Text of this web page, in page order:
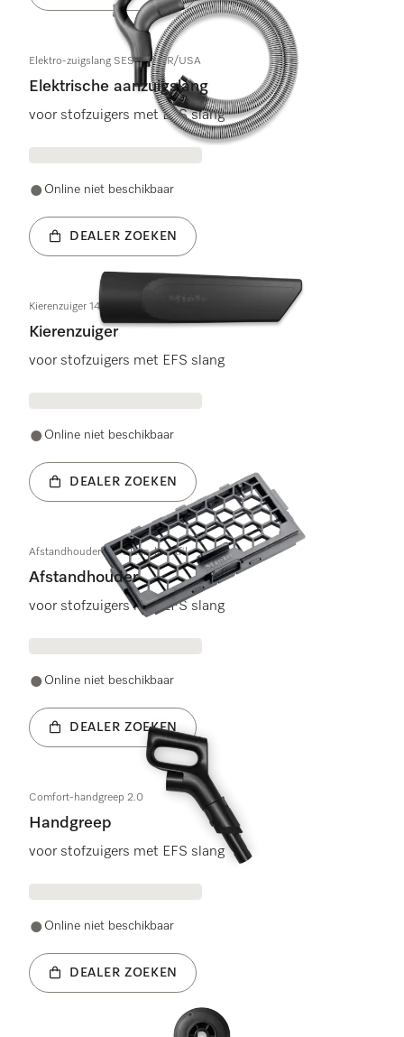
Elektro-zuigslang SES121 GER/USA
Elektrische aanzuigslang
voor stofzuigers met EFS slang
Online niet beschikbaar
DEALER ZOEKEN
Kierenzuiger 149mm OBSW
Kierenzuiger
voor stofzuigers met EFS slang
Online niet beschikbaar
DEALER ZOEKEN
Afstandhouder Air-Clean-luchtfil.
Afstandhouder
voor stofzuigers met EFS slang
Online niet beschikbaar
DEALER ZOEKEN
Comfort-handgreep 2.0
Handgreep
voor stofzuigers met EFS slang
Online niet beschikbaar
DEALER ZOEKEN